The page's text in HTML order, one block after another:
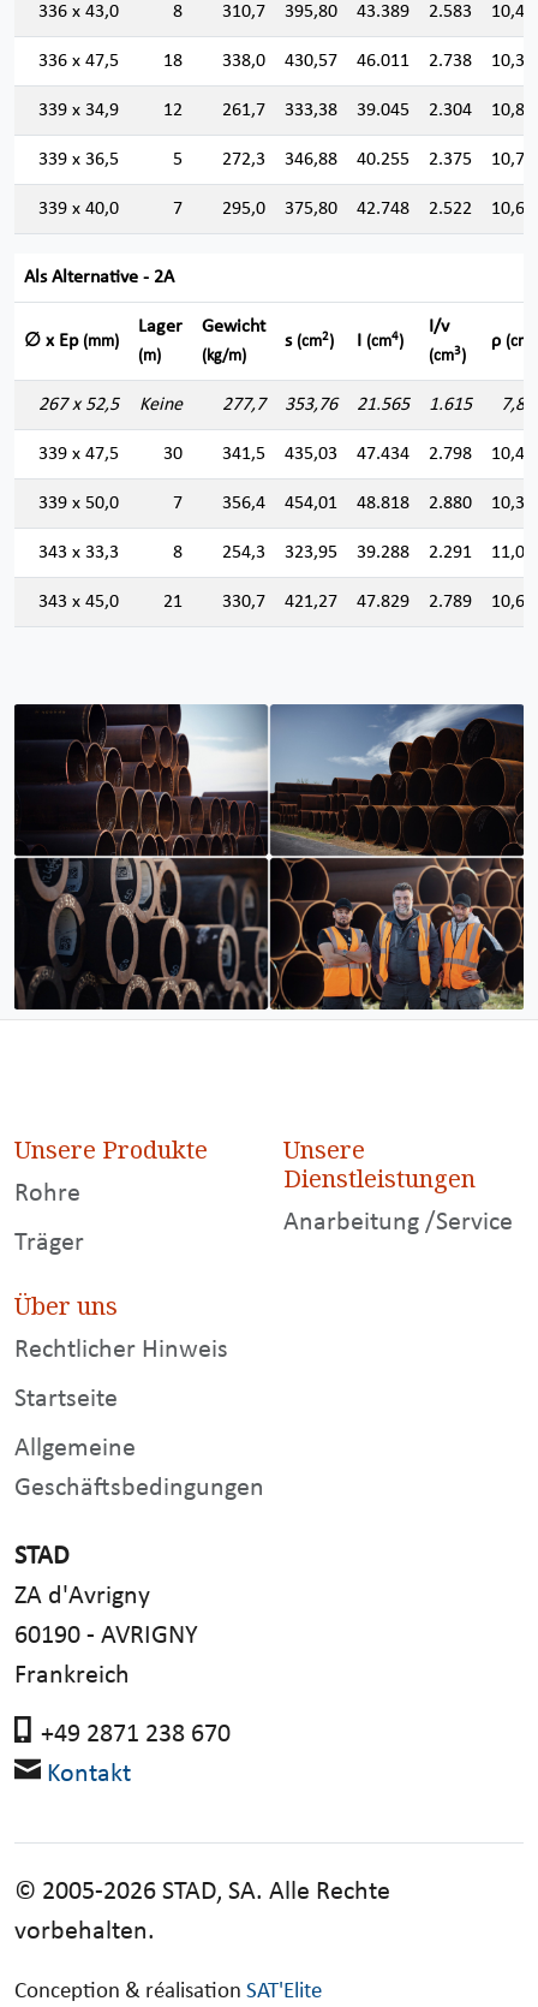
336 x 43,0 8 310,7 395,80 43.389 2.583
336 x 47,5 18 338,0 430,57 46.011 2.738
339 x 34,9 12 261,7 333,38 39.045 2.304
339 x 36,5 5 272,3 346,88 40.255 2.375
339 x 40,0 7 295,0 375,80 42.748 2.522
Als Alternative - 2A
∅ x Ep (mm)
Lager
(m)
Gewicht
(kg/m)
s (cm2) I (cm4)
I/v
(cm3)
ρ (cm)
267 x 52,5 Keine 277,7 353,76 21.565 1.615
339 x 47,5 30 341,5 435,03 47.434 2.798
339 x 50,0 7 356,4 454,01 48.818 2.880
343 x 33,3 8 254,3 323,95 39.288 2.291
343 x 45,0 21 330,7 421,27 47.829 2.789
Unsere Produkte
Rohre
Träger
Unsere
Dienstleistungen
Anarbeitung /Service
Über uns
Rechtlicher Hinweis
Startseite
Allgemeine
Geschäftsbedingungen
STAD
ZA d'Avrigny
60190 - AVRIGNY
Frankreich
+49 2871 238 670
Kontakt
© 2005-2026 STAD, SA. Alle Rechte
vorbehalten.
Conception & réalisation SAT'Elite